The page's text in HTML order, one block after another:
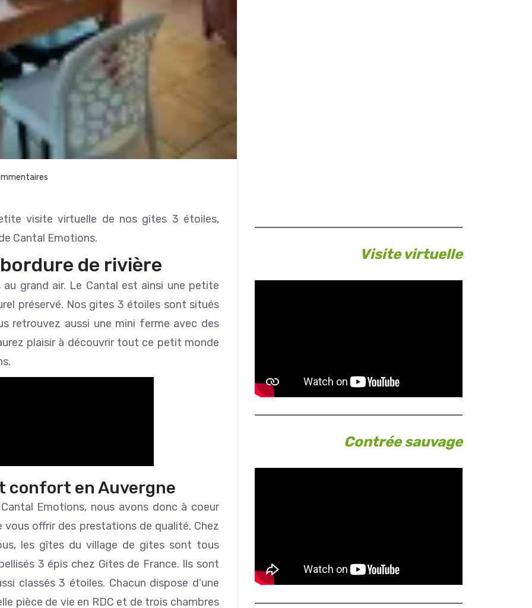
visite virtuelle de nos gites 3 étoiles,
Cantal Emotions.
de rivière
au grand air. Le Cantal est ainsi une petite
préservé. Nos gites 3 étoiles sont situés
retrouvez aussi une mini ferme avec des
plaisir à découvrir tout ce petit monde
confort en Auvergne
Emotions, nous avons donc à coeur
vous offrir des prestations de qualité. Chez
les gîtes du village de gites sont tous
3 épis chez Gites de France. Ils sont
classés 3 étoiles. Chacun dispose d’une
pièce de vie en RDC et de trois chambres
Area.
Visite virtuelle
Contrée sauvage